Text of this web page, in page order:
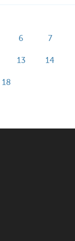
6 7
13 14
18